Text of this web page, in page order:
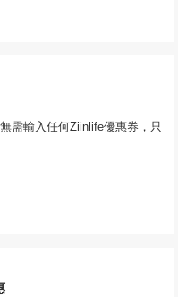
需輸入任何Ziinlife優惠券，只